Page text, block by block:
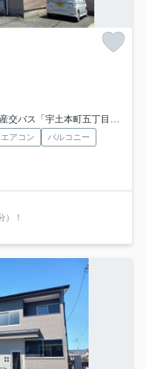
産交バス「宇土本町五丁目」バス停下車 徒歩5分
エアコン
バルコニー
）！